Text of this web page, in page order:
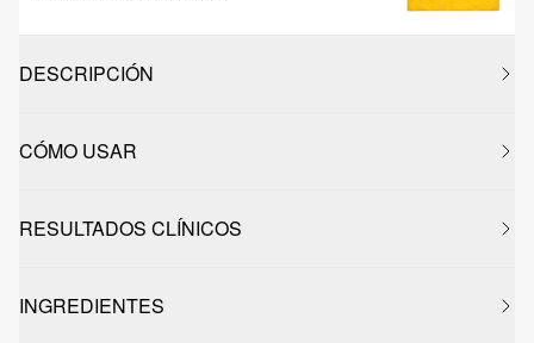
DESCRIPCIÓN
CÓMO USAR
RESULTADOS CLÍNICOS
INGREDIENTES